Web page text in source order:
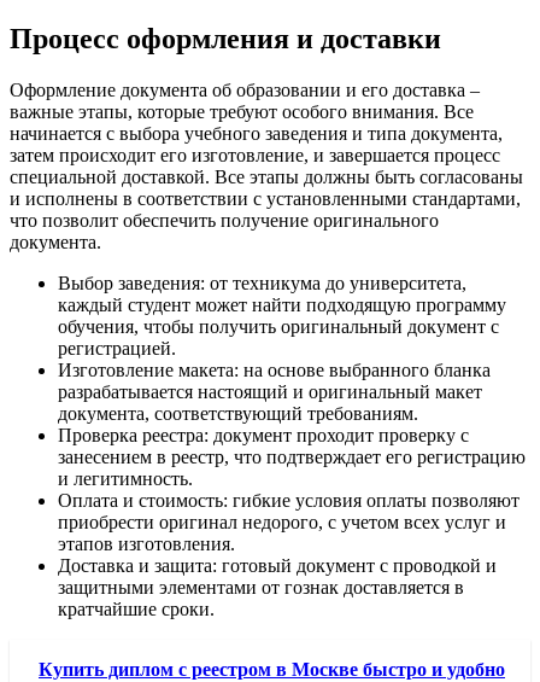
Процесс оформления и доставки
Оформление документа об образовании и его доставка –
важные этапы, которые требуют особого внимания. Все
начинается с выбора учебного заведения и типа документа,
затем происходит его изготовление, и завершается процесс
специальной доставкой. Все этапы должны быть согласованы
и исполнены в соответствии с установленными стандартами,
что позволит обеспечить получение оригинального
документа.
Выбор заведения: от техникума до университета,
каждый студент может найти подходящую программу
обучения, чтобы получить оригинальный документ с
регистрацией.
Изготовление макета: на основе выбранного бланка
разрабатывается настоящий и оригинальный макет
документа, соответствующий требованиям.
Проверка реестра: документ проходит проверку с
занесением в реестр, что подтверждает его регистрацию
и легитимность.
Оплата и стоимость: гибкие условия оплаты позволяют
приобрести оригинал недорого, с учетом всех услуг и
этапов изготовления.
Доставка и защита: готовый документ с проводкой и
защитными элементами от гознак доставляется в
кратчайшие сроки.
Купить диплом с реестром в Москве быстро и удобно